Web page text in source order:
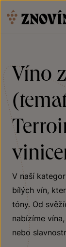
Víno
V naší
bílých vín,
tóny. Od
nabízíme
nebo